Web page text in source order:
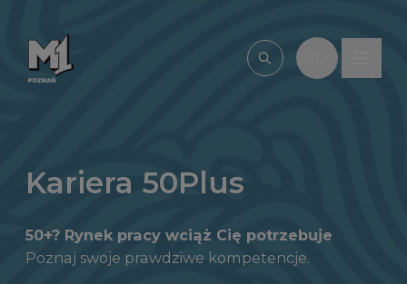
Wpisz, czego
Kariera 50Plus
50+? Rynek pracy wciąż Cię potrzebuje
Poznaj swoje prawdziwe kompetencje.